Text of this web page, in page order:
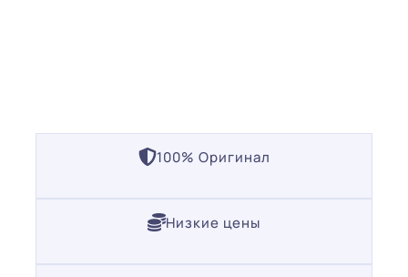
100% Оригинал
Низкие цены